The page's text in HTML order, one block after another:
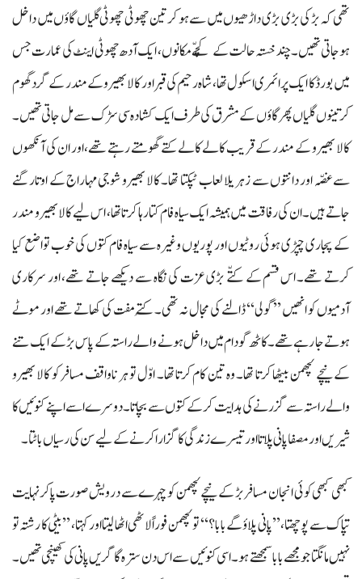
تھی کہ بڑ کی بڑی بڑی داڑھیوں میں سے ہو کر تین چھوٹی چھوٹی گلیاں گاؤں میں داخل
ہو جاتی تھیں۔ چند خستہ حالت کے کچّے مکانوں، ایک آدھ چھوٹی اینٹ کی عمارت جس
میں بورڈ کا ایک پرائمری اسکول تھا، شاہ رحیم کی قبر اور کالا بھیرو کے مندر کے گرد گھوم
کر تینوں گلیاں پھر گاؤں کے مشرق کی طرف ایک کشادہ سی سڑک سے مل جاتی تھیں۔
کالا بھیرو کے مندر کے قریب کالے کالے کتے گھومتے رہتے تھے،اور ان کی آنکھوں
سے غصّہ اور دانتوں سے زہریلا لعاب ٹپکتا تھا۔ کالا بھیرو شوجی مہاراج کے اوتار گنے
جاتے ہیں۔ ان کی رفاقت میں ہمیشہ ایک سیاہ فام کتا رہا کرتا تھا، اس لیے کالا بھیرو مندر
کے پجاری چپڑی ہوئی روٹیوں اور پوریوں وغیرہ سے سیاہ فام کتوں کی خوب تواضع کیا
کرتے تھے۔ اس قسم کے کتّے بڑی عزت کی نگاہ سے دیکھے جاتے تھے، اور سرکاری
آدمیوں کو انھیں ’’گولی‘‘ ڈالنے کی مجال نہ تھی۔ کُتے مفت کی کھاتے تھے اور موٹے
ہوتے جا رہے تھے۔ کاٹھ گودام میں داخل ہونے والے راستہ کے پاس بڑ کے ایک تنے
کے نیچے لچھمن بیٹھا کرتا تھا۔ وہ تین کام کرتا تھا۔ اوّل تو ہر ناواقف مسافر کو کالا بھیرو
والے راستہ سے گزرنے کی ہدایت کر کے کتوں سے بچاتا۔ دوسرے اسے اپنے کنوئیں کا
شیریں اور مصفا پانی پلاتا اور تیسرے زندگی کا گزارا کرنے کے لیے سن کی رسیاں باٹتا۔
کبھی کبھی کوئی انجان مسافر بڑ کے نیچے لچھمن کو چہرے سے درویش صورت پاکر نہایت
تپاک سے پوچھتا، ’’پانی پلاؤ گے بابا؟‘‘ تو لچھمن فوراً لاٹھی اٹھا لیتا اور کہتا، ’’بیٹی کا رشتہ تو
نہیں مانگتا جو مجھے بابا سمجھتے ہو۔ اسی کنوئیں سے اس دن سترہ گاگریں پانی کی کھینچی تھیں۔